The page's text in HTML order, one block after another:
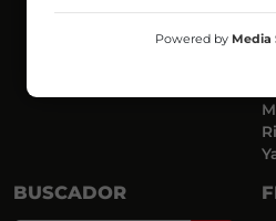
BUSCADOR
Powered by Media